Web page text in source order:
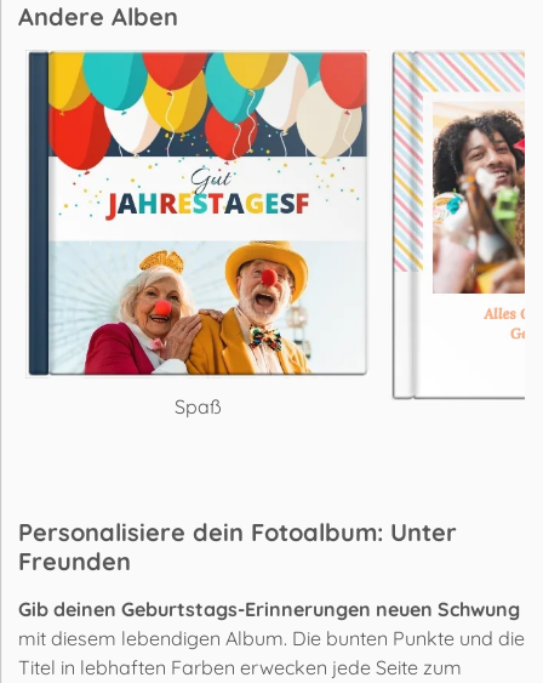
Andere Alben
Spaß
Personalisiere dein Fotoalbum: Unter
Freunden
Gib deinen Geburtstags-Erinnerungen neuen Schwung
mit diesem lebendigen Album. Die bunten Punkte und die
Titel in lebhaften Farben erwecken jede Seite zum